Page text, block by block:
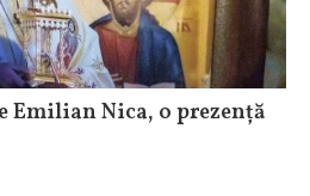
Nica, o prezență